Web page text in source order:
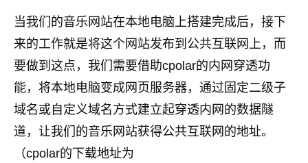
当我们的音乐网站在本地电脑上搭建完成后，接下
来的工作就是将这个网站发布到公共互联网上，而
要做到这点，我们需要借助cpolar的内网穿透功
能，将本地电脑变成网页服务器，通过固定二级子
域名或自定义域名方式建立起穿透内网的数据隧
道，让我们的音乐网站获得公共互联网的地址。
（cpolar的下载地址为